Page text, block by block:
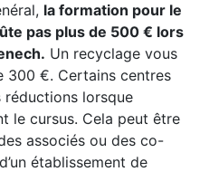
la formation pour le
pas plus de 500 € lors
Un recyclage vous
300 €. Certains centres
lorsque
le cursus. Cela peut être
associés ou des co-
établissement de